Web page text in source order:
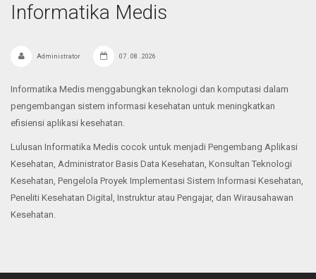
Informatika Medis
Administrator 07 . 08 . 2026
Informatika Medis menggabungkan teknologi dan komputasi dalam
pengembangan sistem informasi kesehatan untuk meningkatkan
efisiensi aplikasi kesehatan.
Lulusan Informatika Medis cocok untuk menjadi Pengembang Aplikasi
Kesehatan, Administrator Basis Data Kesehatan, Konsultan Teknologi
Kesehatan, Pengelola Proyek Implementasi Sistem Informasi Kesehatan,
Peneliti Kesehatan Digital, Instruktur atau Pengajar, dan Wirausahawan
Kesehatan.